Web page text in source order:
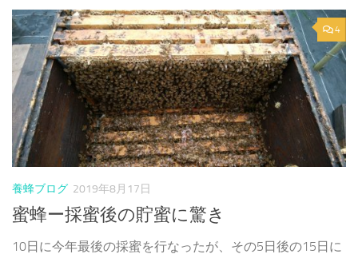
4
養蜂ブログ 2019年8月17日
蜜蜂ー採蜜後の貯蜜に驚き
10日に今年最後の採蜜を行なったが、その5日後の15日に